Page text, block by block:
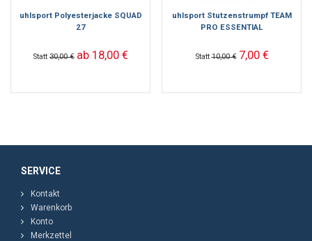
uhlsport Polyesterjacke SQUAD
27
Statt 30,00 € ab 18,00 €
uhlsport Stutzenstrumpf TEAM
PRO ESSENTIAL
Statt10,00 € 7,00 €
SERVICE
Kontakt
Warenkorb
Konto
Merkzettel